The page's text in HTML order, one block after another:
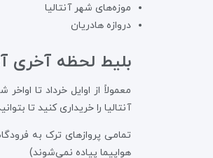
موزه‌های شهر آنتالیا
دروازه هادریان
بلیط لحظه آخری
معمولاً از اوایل خرداد تا
آنتالیا را خریداری کنید تا
تمامی پروازهای ترک به
هواپیما پیاده نمی‌شوند)